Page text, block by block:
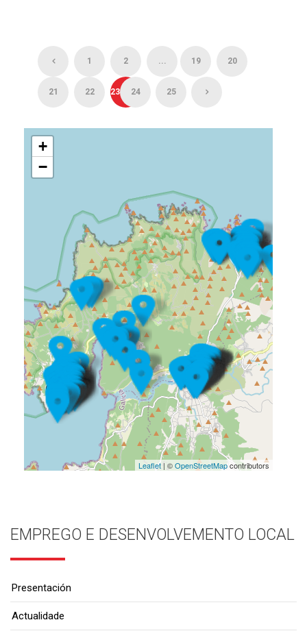
1 2 ... 19 20
21 22 23 24 25
+
−
Leaflet| ©OpenStreetMapcontributors
EMPREGO E DESENVOLVEMENTO LOCAL
Presentación
Actualidade